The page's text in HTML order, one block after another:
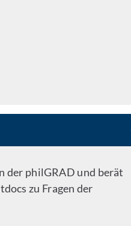
der philGRAD und berät
zu Fragen der